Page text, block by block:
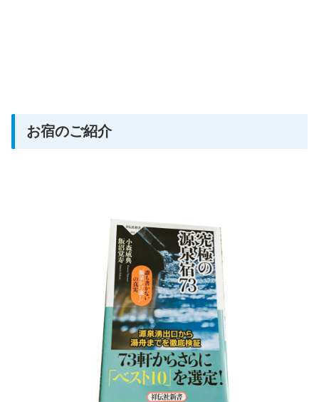
お宿のご紹介